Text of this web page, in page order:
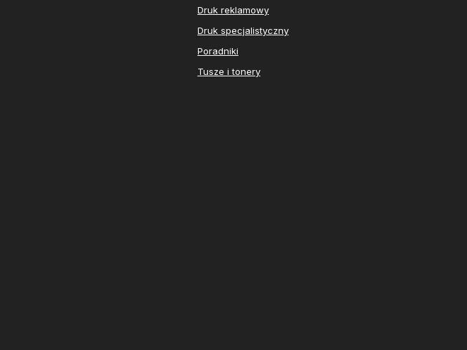
Druk reklamowy
Druk specjalistyczny
Poradniki
Tusze i tonery